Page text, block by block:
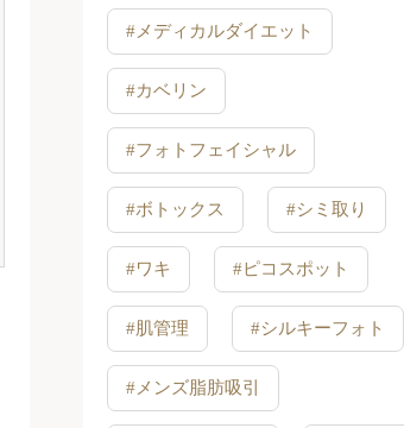
#メディカルダイエット
#カベリン
#フォトフェイシャル
#ボトックス #シミ取り
#ワキ #ピコスポット
#肌管理 #シルキーフォト
#メンズ脂肪吸引